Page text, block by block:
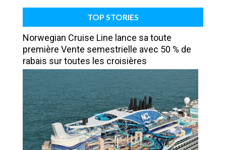
TOP STORIES
Norwegian Cruise Line lance sa toute
première Vente semestrielle avec 50 % de
rabais sur toutes les croisières